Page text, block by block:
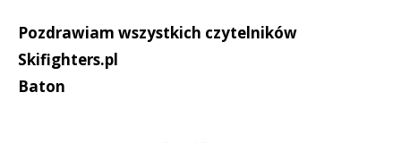
Pozdrawiam wszystkich czytelników
Skifighters.pl
Baton